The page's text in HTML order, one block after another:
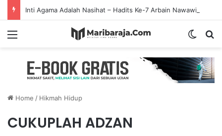
Inti Agama Adalah Nasihat – Hadits Ke-7 Arbain Nawawi
Home / Hikmah Hidup
CUKUPLAH ADZAN